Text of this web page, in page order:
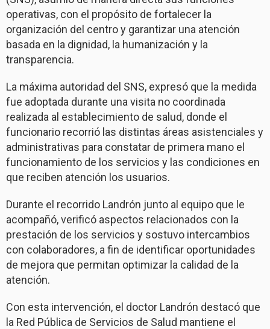
operativas, con el propósito de fortalecer la
organización del centro y garantizar una atención
basada en la dignidad, la humanización y la
transparencia.
La máxima autoridad del SNS, expresó que la medida
fue adoptada durante una visita no coordinada
realizada al establecimiento de salud, donde el
funcionario recorrió las distintas áreas asistenciales y
administrativas para constatar de primera mano el
funcionamiento de los servicios y las condiciones en
que reciben atención los usuarios.
Durante el recorrido Landrón junto al equipo que le
acompañó, verificó aspectos relacionados con la
prestación de los servicios y sostuvo intercambios
con colaboradores, a fin de identificar oportunidades
de mejora que permitan optimizar la calidad de la
atención.
Con esta intervención, el doctor Landrón destacó que
la Red Pública de Servicios de Salud mantiene el